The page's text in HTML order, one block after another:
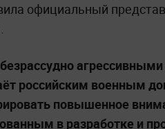
официальный
российским военным
повышенное
в разработке и